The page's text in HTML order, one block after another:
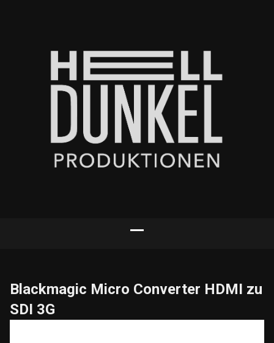
Blackmagic Micro Converter HDMI zu
SDI 3G